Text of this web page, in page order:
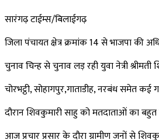
सारंगढ़ टाईम्स/बिलाईगढ़
जिला पंचायत क्षेत्र क्रमांक 14 से भाजपा की
चुनाव चिन्ह से चुनाव लड़ रही युवा नेत्री श्रीमती
चोरभट्ठी, सोहागपुर,गाताडीह, नरबंध समेत कई
दौरान शिवकुमारी साहु को मतदाताओं का बहुत
आज प्रचार प्रसार के दौरा ग्रामीण जनों से